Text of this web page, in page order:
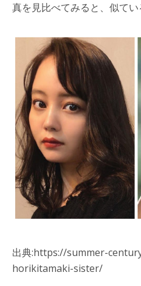
真を見比べてみると、似てい
出典:https://summer-
horikitamaki-sister/